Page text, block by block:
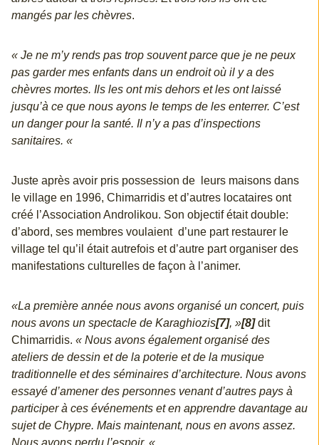
mangés par les chèvres.
« Je ne m’y rends pas trop souvent parce que je ne peux
pas garder mes enfants dans un endroit où il y a des
chèvres mortes. Ils les ont mis dehors et les ont laissé
jusqu’à ce que nous ayons le temps de les enterrer. C’est
un danger pour la santé. Il n’y a pas d’inspections
sanitaires. «
Juste après avoir pris possession de leurs maisons dans
le village en 1996, Chimarridis et d’autres locataires ont
créé l’Association Androlikou. Son objectif était double:
d’abord, ses membres voulaient d’une part restaurer le
village tel qu’il était autrefois et d’autre part organiser des
manifestations culturelles de façon à l’animer.
«La première année nous avons organisé un concert, puis
nous avons un spectacle de Karaghiozis[7], »[8] dit
Chimarridis. « Nous avons également organisé des
ateliers de dessin et de la poterie et de la musique
traditionnelle et des séminaires d’architecture. Nous avons
essayé d’amener des personnes venant d’autres pays à
participer à ces événements et en apprendre davantage au
sujet de Chypre. Mais maintenant, nous en avons assez.